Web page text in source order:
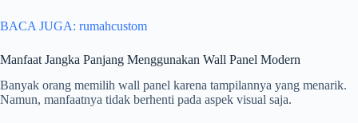
BACA JUGA: rumahcustom
Manfaat Jangka Panjang Menggunakan Wall Panel Modern
Banyak orang memilih wall panel karena tampilannya yang menarik.
Namun, manfaatnya tidak berhenti pada aspek visual saja.